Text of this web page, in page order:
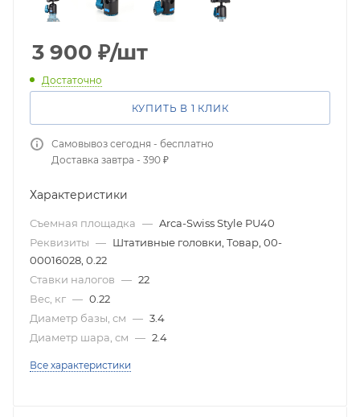
3 900 ₽/шт
Достаточно
КУПИТЬ В 1 КЛИК
Самовывоз сегодня - бесплатно
Доставка завтра - 390 ₽
Характеристики
Съемная площадка — Arca-Swiss Style PU40
Реквизиты — Штативные головки, Товар, 00-
00016028, 0.22
Ставки налогов — 22
Вес, кг — 0.22
Диаметр базы, см — 3.4
Диаметр шара, см — 2.4
Все характеристики